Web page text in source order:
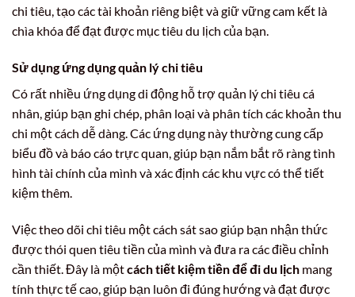
chi tiêu, tạo các tài khoản riêng biệt và giữ vững cam kết là
chìa khóa để đạt được mục tiêu du lịch của bạn.
Sử dụng ứng dụng quản lý chi tiêu
Có rất nhiều ứng dụng di động hỗ trợ quản lý chi tiêu cá
nhân, giúp bạn ghi chép, phân loại và phân tích các khoản thu
chi một cách dễ dàng. Các ứng dụng này thường cung cấp
biểu đồ và báo cáo trực quan, giúp bạn nắm bắt rõ ràng tình
hình tài chính của mình và xác định các khu vực có thể tiết
kiệm thêm.
Việc theo dõi chi tiêu một cách sát sao giúp bạn nhận thức
được thói quen tiêu tiền của mình và đưa ra các điều chỉnh
cần thiết. Đây là mộtcách tiết kiệm tiền để đi du lịch mang
tính thực tế cao, giúp bạn luôn đi đúng hướng và đạt được